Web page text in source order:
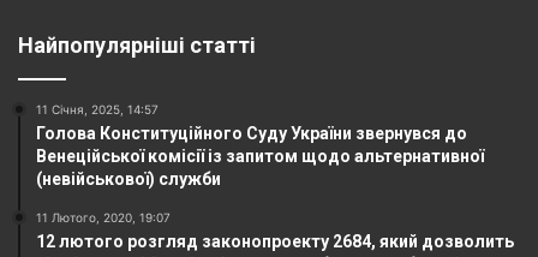
Найпопулярніші статті
11 Січня, 2025, 14:57
Голова Конституційного Суду України звернувся до
Венеційської комісії із запитом щодо альтернативної
(невійськової) служби
11 Лютого, 2020, 19:07
12 лютого розгляд законопроекту 2684, який дозволить